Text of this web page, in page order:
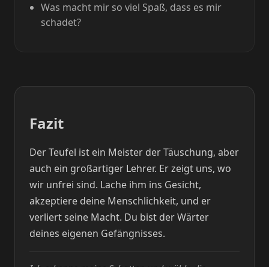
Was macht mir so viel Spaß, dass es mir
schadet?
Fazit
Der Teufel ist ein Meister der Täuschung, aber
auch ein großartiger Lehrer. Er zeigt uns, wo
wir unfrei sind. Lache ihm ins Gesicht,
akzeptiere deine Menschlichkeit, und er
verliert seine Macht. Du bist der Wärter
deines eigenen Gefängnisses.